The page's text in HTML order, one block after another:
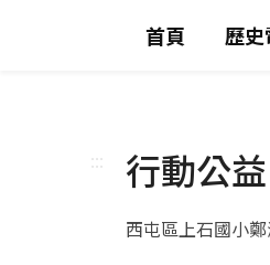
首頁 歷
::: 行動公
西屯區上石國小